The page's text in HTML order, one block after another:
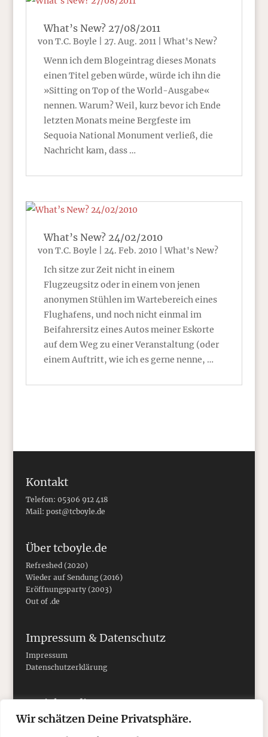
Wir schätzen Deine Privatsphäre.
What’s New? 27/08/2011
vonT.C. Boyle 27. Aug. 2011|What's New?
Wenn ich dem Blogeintrag dieses Monats
einen Titel geben würde, würde ich ihn die
»Sitting on Top of the World-Ausgabe«
nennen. Warum? Weil, kurz bevor ich Ende
letzten Monats meine Bergfeste im
Sequoia National Monument verließ, die
Nachricht kam, dass …
What’s New? 24/02/2010
vonT.C. Boyle 24. Feb. 2010 |What's New?
Ich sitze zur Zeit nicht in einem
Flugzeugsitz oder in einem von jenen
anonymen Stühlen im Wartebereich eines
Flughafens, und noch nicht einmal im
Beifahrersitz eines Autos meiner Eskorte
auf dem Weg zu einer Veranstaltung (oder
einem Auftritt, wie ich es gerne nenne, …
Kontakt
Telefon: 05306 912 418
Mail: post@tcboyle.de
Über tcboyle.de
Refreshed (2020)
Wieder auf Sendung (2016)
Eröffnungsparty (2003)
Out of .de
Impressum & Datenschutz
Impressum
Datenschutzerklärung
Social Media